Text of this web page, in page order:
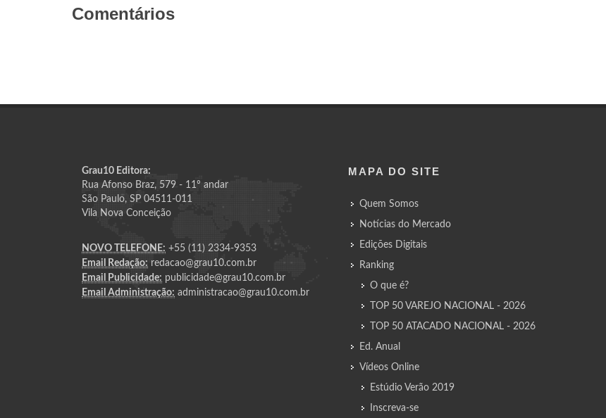
Comentários
Grau10 Editora:
Rua Afonso Braz, 579 - 11º andar
São Paulo, SP 04511-011
Vila Nova Conceição
NOVO TELEFONE: +55 (11) 2334-9353
Email Redação: redacao@grau10.com.br
Email Publicidade: publicidade@grau10.com.br
Email Administração: administracao@grau10.com.br
MAPA DO SITE
Quem Somos
Notícias do Mercado
Edições Digitais
Ranking
O que é?
TOP 50 VAREJO NACIONAL - 2026
TOP 50 ATACADO NACIONAL - 2026
Ed. Anual
Vídeos Online
Estúdio Verão 2019
Inscreva-se